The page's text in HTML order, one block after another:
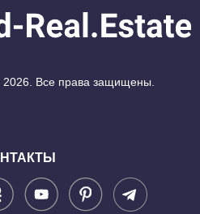
Все права защищены.